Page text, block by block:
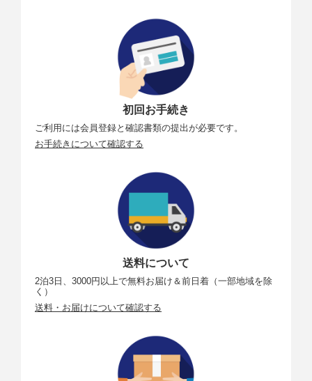
273点(静止画モード、撮像範囲FX、シングルポイント
静止画モードのみ：ピンポイントAF、ダイナミックA
シングルポイントAF、ワイドエリアAF(S/L)、オート
スロック
サブセレクターの中央押し、またはシングルAFサーボ
(AF-S)時にシャッターボタン半押し
フラッシュ
TTL調光制御：i-TTL-BL調光(マルチパターン測光、中
央部重点測光またはハイライト重点測光)、スタンダー
ドi-TTL調光(スポット測光)可能
先幕シンクロ、スローシンクロ、後幕シンクロ、赤目
軽減、赤目軽減スローシンクロ、
調光補正
テップ：1/3、1/2ステップ
別売スピードライト使用時に充電完了で点灯、フル発
光による露出不足警告時は点滅
ホットシュー(ISO 518)装備：シンクロ接点、通信接
初回お手続き
ご利用には会員登録と確認書類の提出が必要です。
お手続きについて確認する
送料について
2泊3日、3000円以上で無料お届け＆前日着（一部地域を除
く）
送料・お届けについて確認する